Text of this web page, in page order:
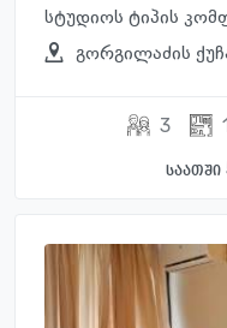
სტუდიოს ტიპის
გორგილაძის
3
საათში